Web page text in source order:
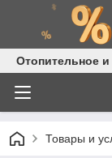
Отопительное
Товары и